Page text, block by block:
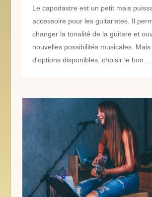
Le capodastre est un petit mais
accessoire pour les guitaristes. Il
changer la tonalité de la guitare et
nouvelles possibilités musicales.
d'options disponibles, choisir le bon...